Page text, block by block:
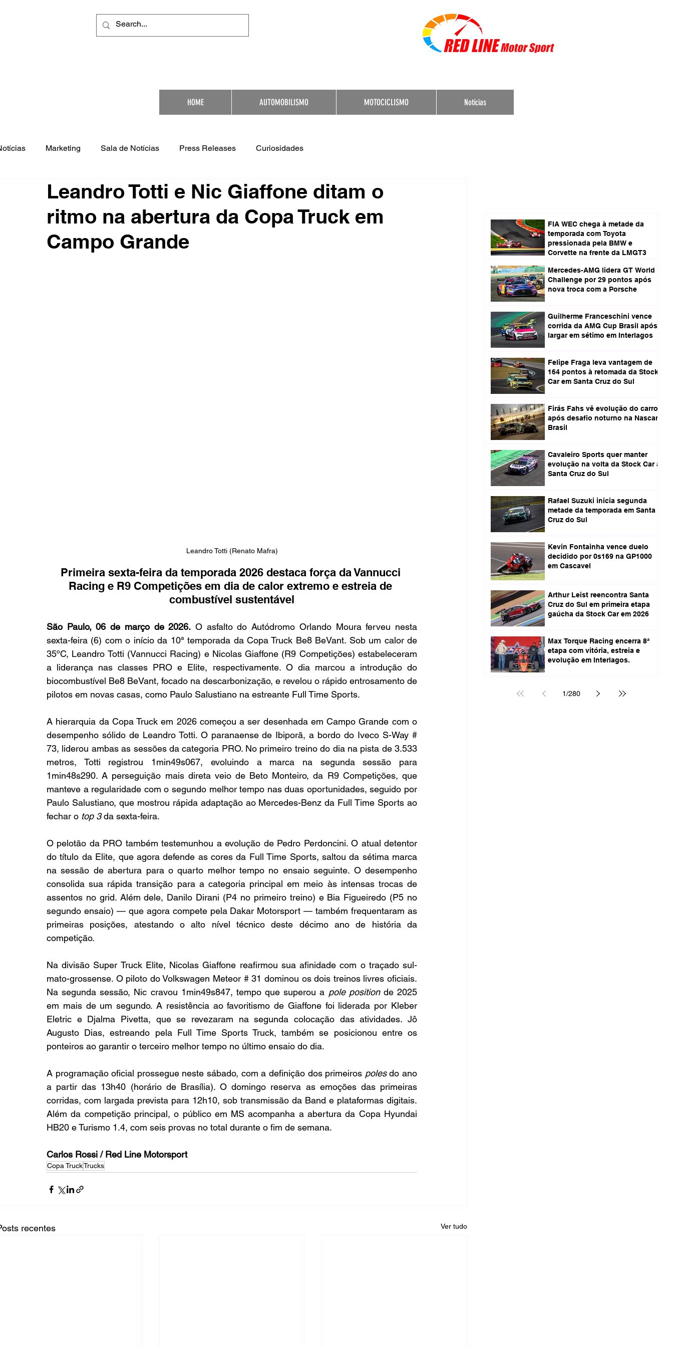
HOME AUTOMOBILISMO MOTOCICLISMO Notícias
Marketing Sala de Notícias Press Releases Curiosidades
Leandro Totti e Nic Giaffone ditam o
ritmo na abertura da Copa Truck em
Campo Grande
Leandro Totti (Renato Mafra)
Primeira sexta-feira da temporada 2026 destaca força da Vannucci
Racing e R9 Competições em dia de calor extremo e estreia de
combustível sustentável
São Paulo, 06 de março de 2026. O asfalto do Autódromo Orlando Moura ferveu nesta
sexta-feira (6) com o início da 10ª temporada da Copa Truck Be8 BeVant. Sob um calor de
35ºC, Leandro Totti (Vannucci Racing) e Nicolas Giaffone (R9 Competições) estabeleceram
a liderança nas classes PRO e Elite, respectivamente. O dia marcou a introdução do
biocombustível Be8 BeVant, focado na descarbonização, e revelou o rápido entrosamento de
pilotos em novas casas, como Paulo Salustiano na estreante Full Time Sports.
A hierarquia da Copa Truck em 2026 começou a ser desenhada em Campo Grande com o
desempenho sólido de Leandro Totti. O paranaense de Ibiporã, a bordo do Iveco S-Way #
73, liderou ambas as sessões da categoria PRO. No primeiro treino do dia na pista de 3.533
metros, Totti registrou 1min49s067, evoluindo a marca na segunda sessão para
1min48s290. A perseguição mais direta veio de Beto Monteiro, da R9 Competições, que
manteve a regularidade com o segundo melhor tempo nas duas oportunidades, seguido por
Paulo Salustiano, que mostrou rápida adaptação ao Mercedes-Benz da Full Time Sports ao
fechar o top 3 da sexta-feira.
O pelotão da PRO também testemunhou a evolução de Pedro Perdoncini. O atual detentor
do título da Elite, que agora defende as cores da Full Time Sports, saltou da sétima marca
na sessão de abertura para o quarto melhor tempo no ensaio seguinte. O desempenho
consolida sua rápida transição para a categoria principal em meio às intensas trocas de
assentos no grid. Além dele, Danilo Dirani (P4 no primeiro treino) e Bia Figueiredo (P5 no
segundo ensaio) — que agora compete pela Dakar Motorsport — também frequentaram as
primeiras posições, atestando o alto nível técnico deste décimo ano de história da
competição.
Na divisão Super Truck Elite, Nicolas Giaffone reafirmou sua afinidade com o traçado sul-
mato-grossense. O piloto do Volkswagen Meteor # 31 dominou os dois treinos livres oficiais.
Na segunda sessão, Nic cravou 1min49s847, tempo que superou a pole position de 2025
em mais de um segundo. A resistência ao favoritismo de Giaffone foi liderada por Kleber
Eletric e Djalma Pivetta, que se revezaram na segunda colocação das atividades. Jô
Augusto Dias, estreando pela Full Time Sports Truck, também se posicionou entre os
ponteiros ao garantir o terceiro melhor tempo no último ensaio do dia.
A programação oficial prossegue neste sábado, com a definição dos primeiros poles do ano
a partir das 13h40 (horário de Brasília). O domingo reserva as emoções das primeiras
corridas, com largada prevista para 12h10, sob transmissão da Band e plataformas digitais.
Além da competição principal, o público em MS acompanha a abertura da Copa Hyundai
HB20 e Turismo 1.4, com seis provas no total durante o fim de semana.
Carlos Rossi / Red Line Motorsport
Copa TruckTrucks
recentes Ver tudo
FIA WEC chega à metade da
temporada com Toyota
pressionada pela BMW e
Corvette na frente da LMGT3
Mercedes-AMG lidera GT World
Challenge por 29 pontos após
nova troca com a Porsche
Guilherme Franceschini vence
corrida da AMG Cup Brasil após
largar em sétimo em Interlagos
Felipe Fraga leva vantagem de
164 pontos à retomada da Stock
Car em Santa Cruz do Sul
Firás Fahs vê evolução do carro
após desafio noturno na Nascar
Brasil
Cavaleiro Sports quer manter
evolução na volta da Stock Car a
Santa Cruz do Sul
Rafael Suzuki inicia segunda
metade da temporada em Santa
Cruz do Sul
Kevin Fontainha vence duelo
decidido por 0s169 na GP1000
em Cascavel
Arthur Leist reencontra Santa
Cruz do Sul em primeira etapa
gaúcha da Stock Car em 2026
Max Torque Racing encerra 8ª
etapa com vitória, estreia e
evolução em Interlagos.
1/280